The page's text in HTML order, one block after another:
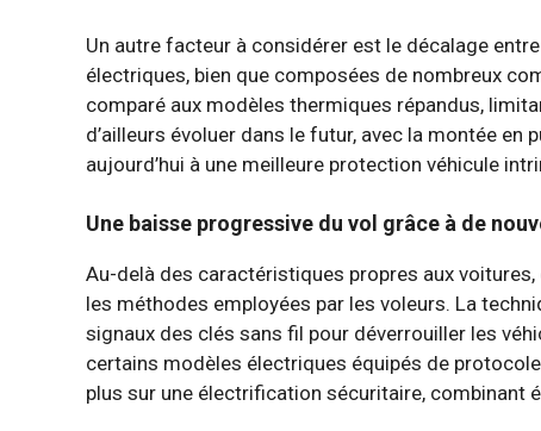
Un autre facteur à considérer est le décalage
électriques, bien que composées de nombreux
comparé aux modèles thermiques répandus,
d’ailleurs évoluer dans le futur, avec la montée en
aujourd’hui à une meilleure protection véhicule
Une baisse progressive du vol grâce à de
Au-delà des caractéristiques propres aux
les méthodes employées par les voleurs. La
signaux des clés sans fil pour déverrouiller les
certains modèles électriques équipés de
plus sur une électrification sécuritaire, combinant